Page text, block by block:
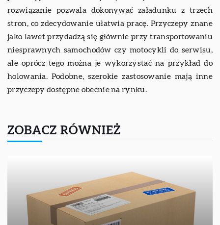
rozwiązanie pozwala dokonywać załadunku z trzech
stron, co zdecydowanie ułatwia pracę. Przyczepy znane
jako lawet przydadzą się głównie przy transportowaniu
niesprawnych samochodów czy motocykli do serwisu,
ale oprócz tego można je wykorzystać na przykład do
holowania. Podobne, szerokie zastosowanie mają inne
przyczepy dostępne obecnie na rynku.
ZOBACZ RÓWNIEŻ